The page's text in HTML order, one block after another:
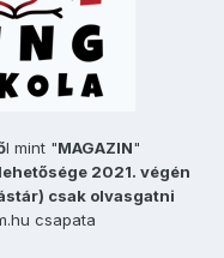
l mint "MAGAZIN"
2021. végén
csak olvasgatni
csapata